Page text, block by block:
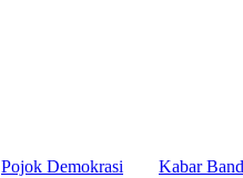
Pojok Demokrasi Kabar